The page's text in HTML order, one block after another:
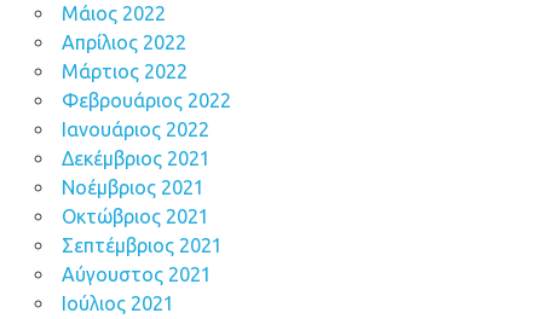
Μάιος 2022
Απρίλιος 2022
Μάρτιος 2022
Φεβρουάριος 2022
Ιανουάριος 2022
Δεκέμβριος 2021
Νοέμβριος 2021
Οκτώβριος 2021
Σεπτέμβριος 2021
Αύγουστος 2021
Ιούλιος 2021